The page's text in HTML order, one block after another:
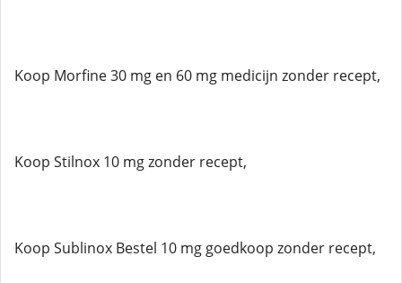
Koop Morfine 30 mg en 60 mg medicijn zonder recept,
Koop Stilnox 10 mg zonder recept,
Koop Sublinox Bestel 10 mg goedkoop zonder recept,